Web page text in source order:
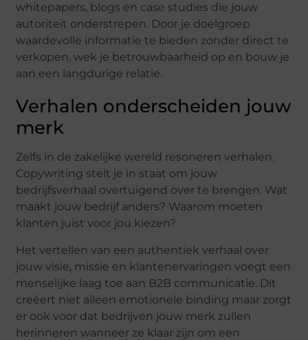
whitepapers, blogs en case studies die jouw
autoriteit onderstrepen. Door je doelgroep
waardevolle informatie te bieden zonder direct te
verkopen, wek je betrouwbaarheid op en bouw je
aan een langdurige relatie.
Verhalen onderscheiden jouw
merk
Zelfs in de zakelijke wereld resoneren verhalen.
Copywriting stelt je in staat om jouw
bedrijfsverhaal overtuigend over te brengen. Wat
maakt jouw bedrijf anders? Waarom moeten
klanten juist voor jou kiezen?
Het vertellen van een authentiek verhaal over
jouw visie, missie en klantenervaringen voegt een
menselijke laag toe aan B2B communicatie. Dit
creëert niet alleen emotionele binding maar zorgt
er ook voor dat bedrijven jouw merk zullen
herinneren wanneer ze klaar zijn om een